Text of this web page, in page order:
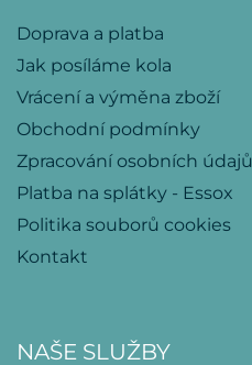
Doprava a platba
Jak posíláme kola
Vrácení a výměna zboží
Obchodní podmínky
Zpracování osobních údajů
Platba na splátky - Essox
Politika souborů cookies
Kontakt
NAŠE SLUŽBY